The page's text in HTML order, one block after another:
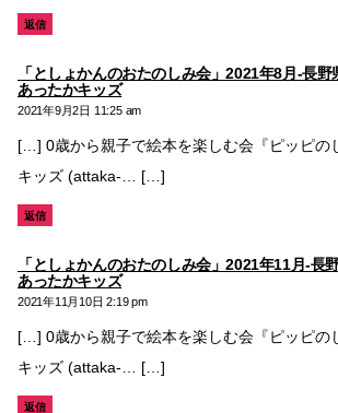
返信
「としょかんのおたのしみ会」2021年8月-長
あったかキッズの
発
2021年9月2日 11:25 am
[…] 0歳から親子で絵本を楽しむ会『ピッピの
キッズ (attaka-… […]
返信
「としょかんのおたのしみ会」2021年11月-長
あったかキッズの
発
言:
2021年11月10日 2:19 pm
[…] 0歳から親子で絵本を楽しむ会『ピッピの
キッズ (attaka-… […]
返信